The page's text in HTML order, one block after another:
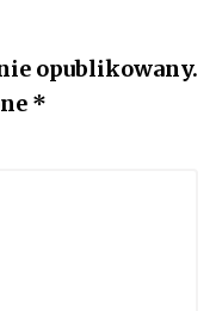
opublikowany.
*